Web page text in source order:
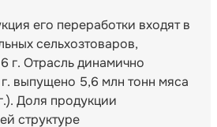
его переработки входят в
сельхозтоваров,
г. Отрасль динамично
г. выпущено 5,6 млн тонн мяса
Доля продукции
структуре